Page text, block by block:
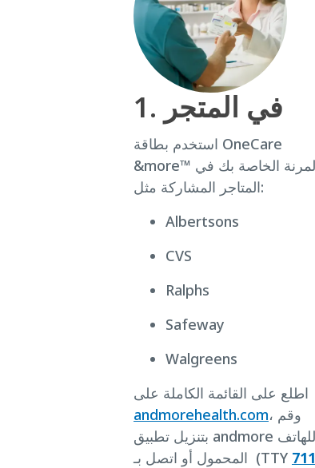
استخدم بطاقة OneCare
&more™ المرنة الخاصة بك في
المتاجر المشاركة مثل:
Albertsons
CVS
Ralphs
Safeway
Walgreens
اطلع على القائمة الكاملة على
andmorehealth.com، وقم
بتنزيل تطبيق andmore للهاتف
المحمول أو اتصل بـ (TTY 711